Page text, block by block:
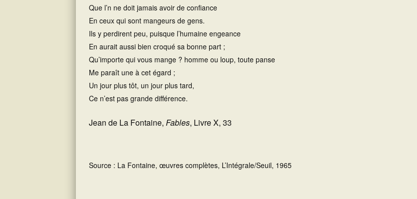
Que l’n ne doit jamais avoir de confiance
En ceux qui sont mangeurs de gens.
Ils y perdirent peu, puisque l’humaine engeance
En aurait aussi bien croqué sa bonne part ;
Qu’importe qui vous mange ? homme ou loup, toute panse
Me paraît une à cet égard ;
Un jour plus tôt, un jour plus tard,
Ce n’est pas grande différence.
Jean de La Fontaine, Fables, Livre X, 33
Source : La Fontaine, œuvres complètes, L’Intégrale/Seuil, 1965